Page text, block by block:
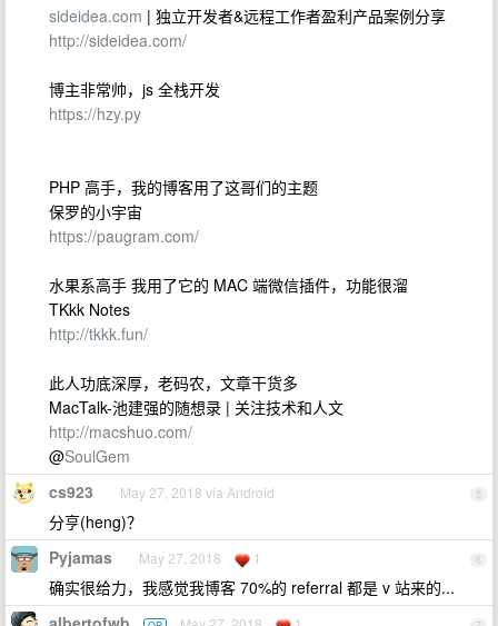
sideidea.com | 独立开发者&远程工作者盈利产品案例分享
http://sideidea.com/
博主非常帅，js 全栈开发
https://hzy.py
PHP 高手，我的博客用了这哥们的主题
保罗的小宇宙
https://paugram.com/
水果系高手 我用了它的 MAC 端微信插件，功能很溜
TKkk Notes
http://tkkk.fun/
此人功底深厚，老码农，文章干货多
MacTalk-池建强的随想录 | 关注技术和人文
http://macshuo.com/
@SoulGem
5
cs923 May 27, 2018 via Android
分亨(heng)？
6
Pyjamas May 27, 2018 1
确实很给力，我感觉我博客 70%的 referral 都是 v 站来的...